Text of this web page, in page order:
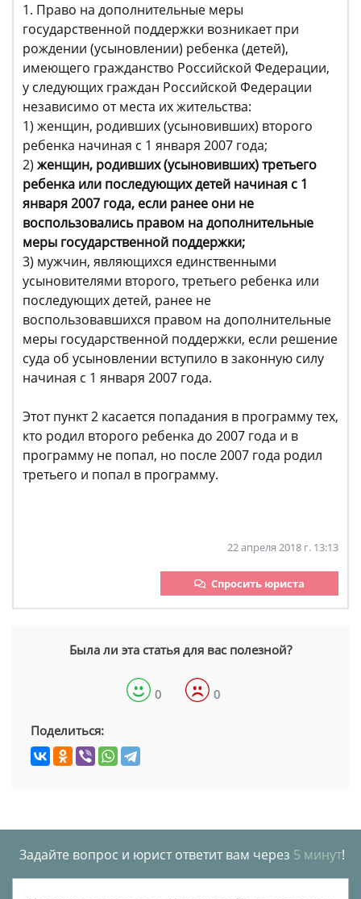
1. Право на дополнительные меры
государственной поддержки возникает при
рождении (усыновлении) ребенка (детей),
имеющего гражданство Российской Федерации,
у следующих граждан Российской Федерации
независимо от места их жительства:
1) женщин, родивших (усыновивших) второго
ребенка начиная с 1 января 2007 года;
2) женщин, родивших (усыновивших) третьего
ребенка или последующих детей начиная с 1
января 2007 года, если ранее они не
воспользовались правом на дополнительные
меры государственной поддержки;
3) мужчин, являющихся единственными
усыновителями второго, третьего ребенка или
последующих детей, ранее не
воспользовавшихся правом на дополнительные
меры государственной поддержки, если решение
суда об усыновлении вступило в законную силу
начиная с 1 января 2007 года.
Этот пункт 2 касается попадания в программу тех,
кто родил второго ребенка до 2007 года и в
программу не попал, но после 2007 года родил
третьего и попал в программу.
22 апреля 2018 г. 13:13
Спросить юриста
Была ли эта статья для вас полезной?
0 0
Поделиться:
Задайте вопрос и юрист ответит вам через 5 минут!